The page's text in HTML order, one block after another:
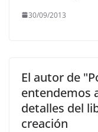
30/09/2013
El autor de
entendemos
detalles del
creación